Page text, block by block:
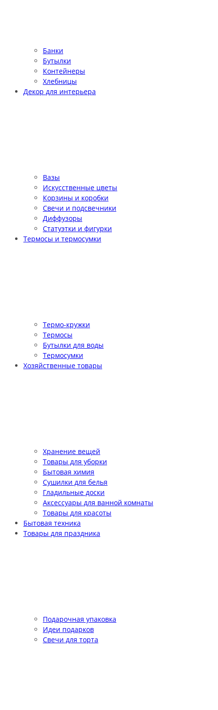
Банки
Бутылки
Контейнеры
Хлебницы
Декор для интерьера
Вазы
Искусственные цветы
Корзины и коробки
Свечи и подсвечники
Диффузоры
Статуэтки и фигурки
Термосы и термосумки
Термо-кружки
Термосы
Бутылки для воды
Термосумки
Хозяйственные товары
Хранение вещей
Товары для уборки
Бытовая химия
Сушилки для белья
Гладильные доски
Аксессуары для ванной комнаты
Товары для красоты
Бытовая техника
Товары для праздника
Подарочная упаковка
Идеи подарков
Свечи для торта